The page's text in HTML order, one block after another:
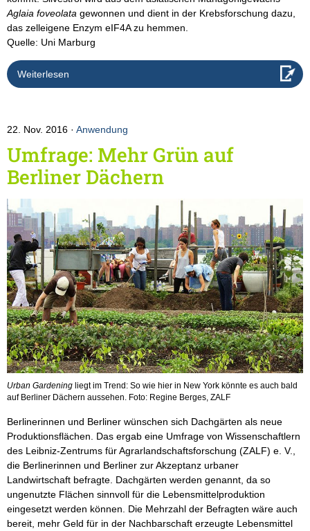
Aglaia foveolata gewonnen und dient in der Krebsforschung dazu,
das zelleigene Enzym eIF4A zu hemmen.
Quelle: Uni Marburg
Weiterlesen
22. Nov. 2016 Anwendung
Umfrage: Mehr Grün auf
Berliner Dächern
Urban Gardening liegt im Trend: So wie hier in New York könnte es auch bald
auf Berliner Dächern aussehen. Foto: Regine Berges, ZALF
Berlinerinnen und Berliner wünschen sich Dachgärten als neue
Produktionsflächen. Das ergab eine Umfrage von Wissenschaftlern
des Leibniz-Zentrums für Agrarlandschaftsforschung (ZALF) e. V.,
die Berlinerinnen und Berliner zur Akzeptanz urbaner
Landwirtschaft befragte. Dachgärten werden genannt, da so
ungenutzte Flächen sinnvoll für die Lebensmittelproduktion
eingesetzt werden können. Die Mehrzahl der Befragten wäre auch
bereit, mehr Geld für in der Nachbarschaft erzeugte Lebensmittel